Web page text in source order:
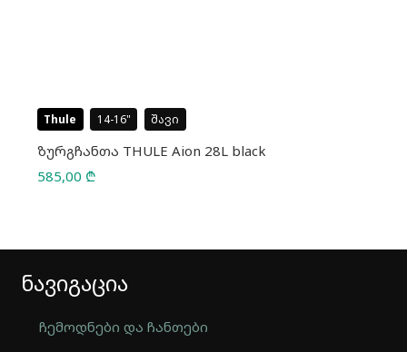
Thule 14-16 შავი
ზურგჩანთა THULE Aion 28L black
585,00 ₾
ნავიგაცია
ჩემოდნები და ჩანთები